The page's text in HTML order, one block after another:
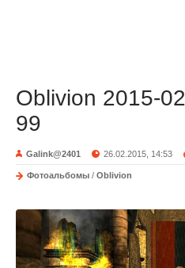
Oblivion 2015-
99
Galink@2401 26.02.2015, 14:53
Фотоальбомы / Oblivion